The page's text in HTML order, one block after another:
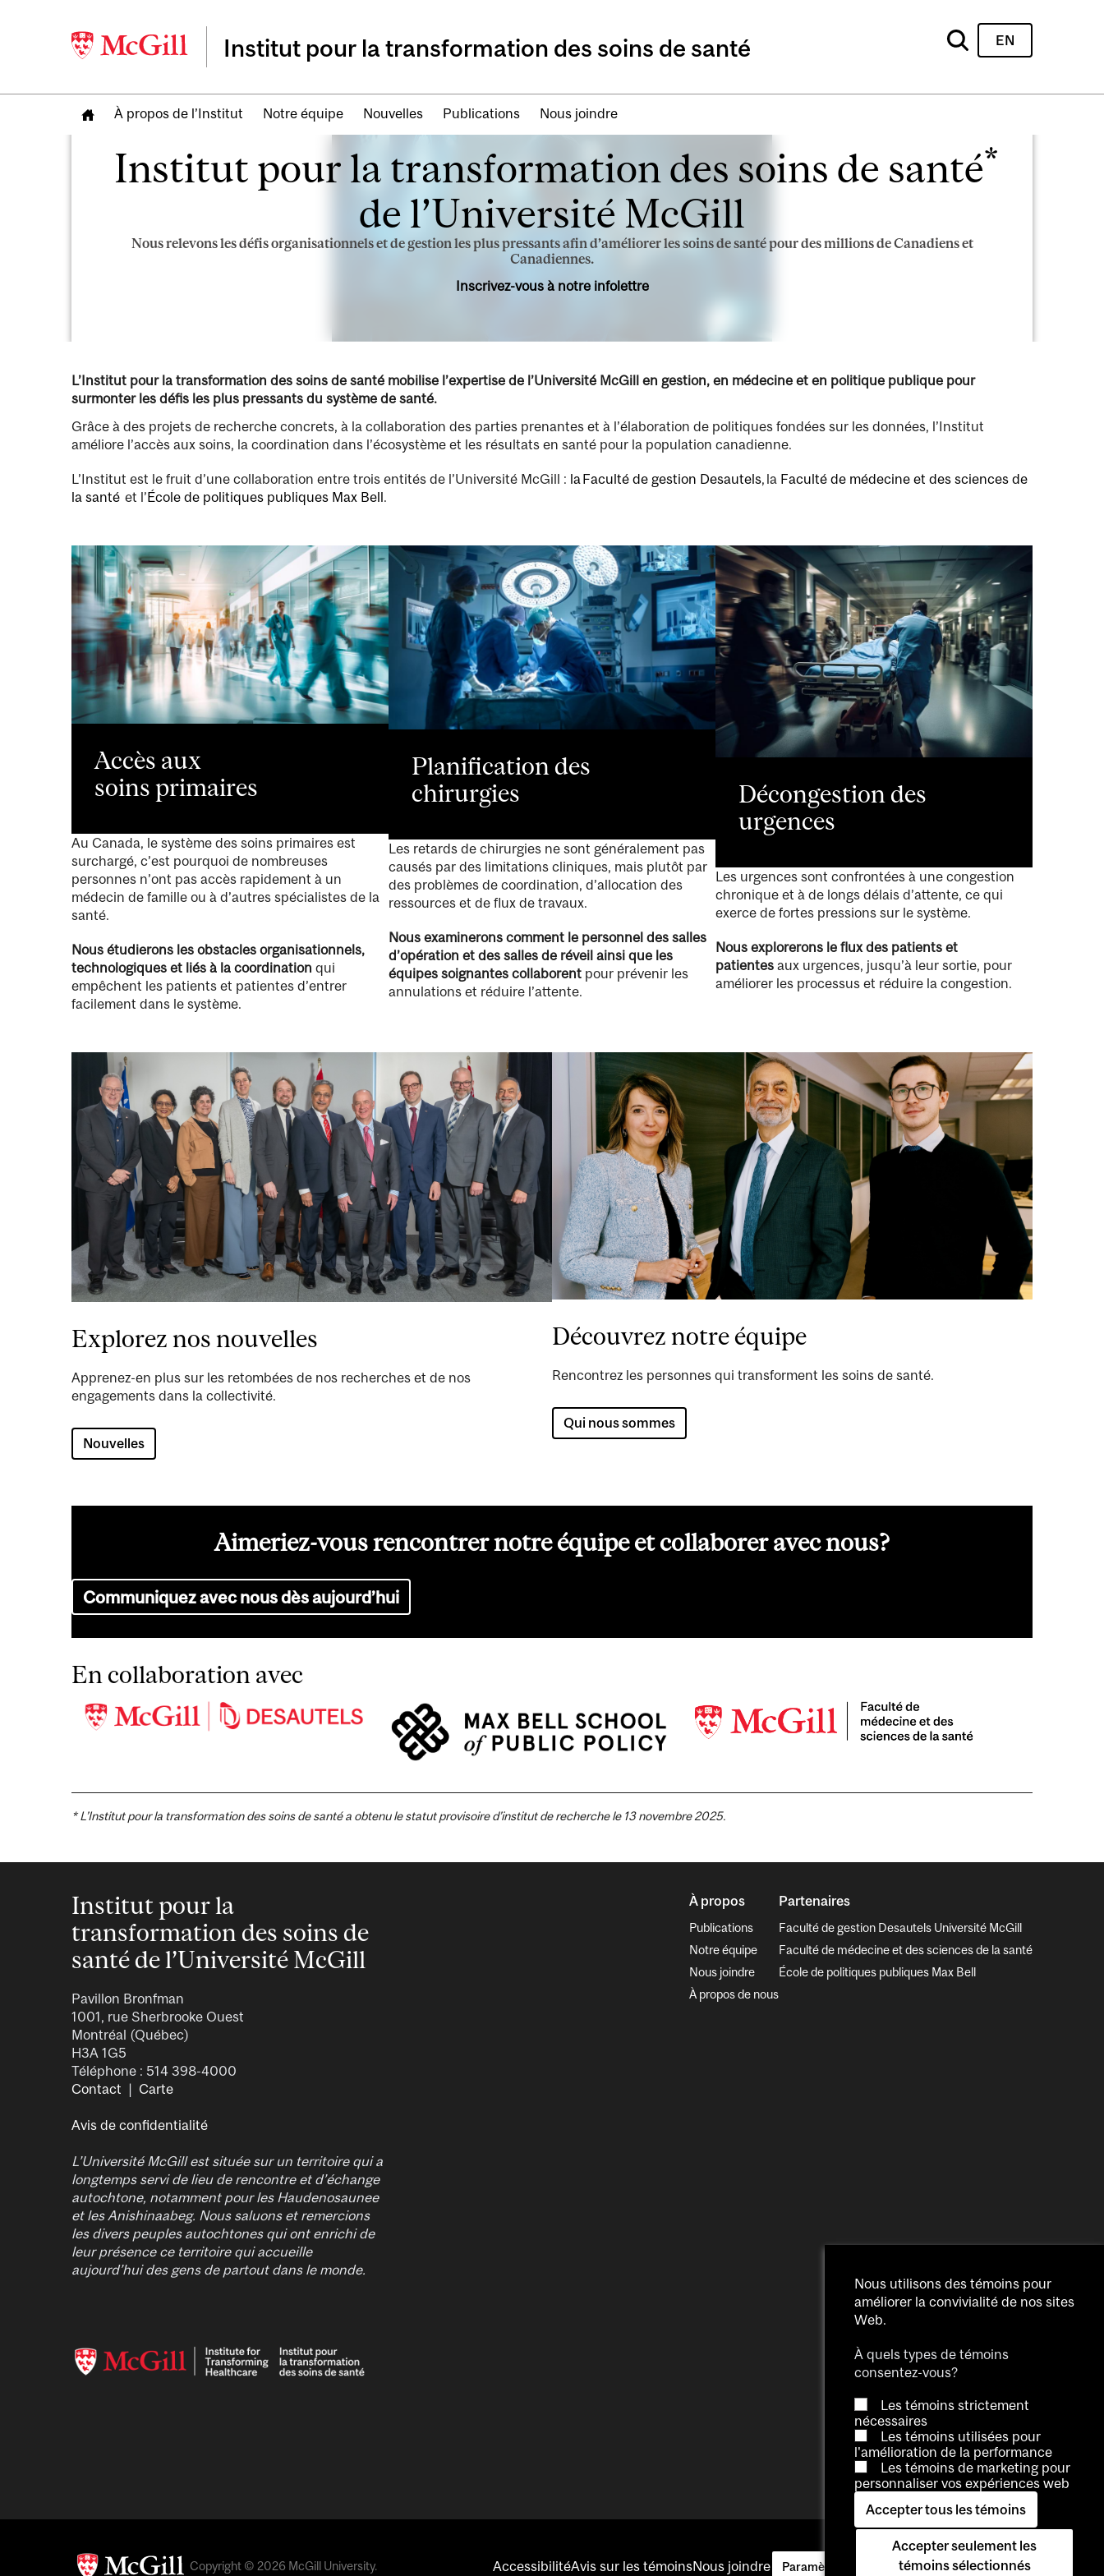
Institut pour la transformation des soins de santé EN
À propos de l’Institut Notre équipe Nouvelles Publications
Nous joindre
Institut pour la transformation des soins de santé*
de l’Université McGill
Nous relevons les défis organisationnels et de gestion les plus pressants afin d’améliorer les soins de santé pour des millions de Canadiens et
Canadiennes.
Inscrivez-vous à notre infolettre
L’Institut pour la transformation des soins de santé mobilise l’expertise de l’Université McGill en gestion, en médecine et en politique publique pour
surmonter les défis les plus pressants du système de santé.
Grâce à des projets de recherche concrets, à la collaboration des parties prenantes et à l’élaboration de politiques fondées sur les données, l’Institut
améliore l’accès aux soins, la coordination dans l’écosystème et les résultats en santé pour la population canadienne.
L’Institut est le fruit d’une collaboration entre trois entités de l’Université McGill : la Faculté de gestion Desautels, la Faculté de médecine et des sciences de
la santé et l’École de politiques publiques Max Bell.
Image
Accès aux
soins primaires
Au Canada, le système des soins primaires est
surchargé, c’est pourquoi de nombreuses
personnes n’ont pas accès rapidement à un
médecin de famille ou à d’autres spécialistes de la
santé.
Nous étudierons les obstacles organisationnels,
technologiques et liés à la coordination qui
empêchent les patients et patientes d’entrer
facilement dans le système.
Image
Planification des
chirurgies
Les retards de chirurgies ne sont généralement pas
causés par des limitations cliniques, mais plutôt par
des problèmes de coordination, d’allocation des
ressources et de flux de travaux.
Nous examinerons comment le personnel des salles
d’opération et des salles de réveil ainsi que les
équipes soignantes collaborent pour prévenir les
annulations et réduire l’attente.
Image
Décongestion des
urgences
Les urgences sont confrontées à une congestion
chronique et à de longs délais d’attente, ce qui
exerce de fortes pressions sur le système.
Nous explorerons le flux des patients et
patientes aux urgences, jusqu’à leur sortie, pour
améliorer les processus et réduire la congestion.
Image
Explorez nos nouvelles
Apprenez-en plus sur les retombées de nos recherches et de nos
engagements dans la collectivité.
Nouvelles
Découvrez notre équipe
Rencontrez les personnes qui transforment les soins de santé.
Qui nous sommes
Aimeriez-vous rencontrer notre équipe et collaborer avec nous?
Communiquez avec nous dès aujourd’hui
En collaboration avec
* L’Institut pour la transformation des soins de santé a obtenu le statut provisoire d’institut de recherche le 13 novembre 2025.
Institut pour la
transformation des soins de
santé de l’Université McGill
Pavillon Bronfman
1001, rue Sherbrooke Ouest
Montréal (Québec)
H3A 1G5
Téléphone : 514 398-4000
Contact | Carte
Avis de confidentialité
L’Université McGill est située sur un territoire qui a
longtemps servi de lieu de rencontre et d’échange
autochtone, notamment pour les Haudenosaunee
et les Anishinaabeg. Nous saluons et remercions
les divers peuples autochtones qui ont enrichi de
leur présence ce territoire qui accueille
aujourd’hui des gens de partout dans le monde.
À propos
Publications
Notre équipe
Nous joindre
À propos de nous
Partenaires
Faculté de gestion Desautels Université McGill
Faculté de médecine et des sciences de la santé
École de politiques publiques Max Bell
Copyright © 2026 McGill University. AccessibilitéAvis sur les témoinsNous joindre Paramètres des témoins Se connecter
Nous utilisons des témoins pour
améliorer la convivialité de nos sites
Web.
À quels types de témoins
consentez-vous?
Les témoins strictement
nécessaires
Les témoins utilisées pour
l'amélioration de la performance
Les témoins de marketing pour
personnaliser vos expériences web
Accepter tous les témoins
Accepter seulement les
témoins sélectionnés